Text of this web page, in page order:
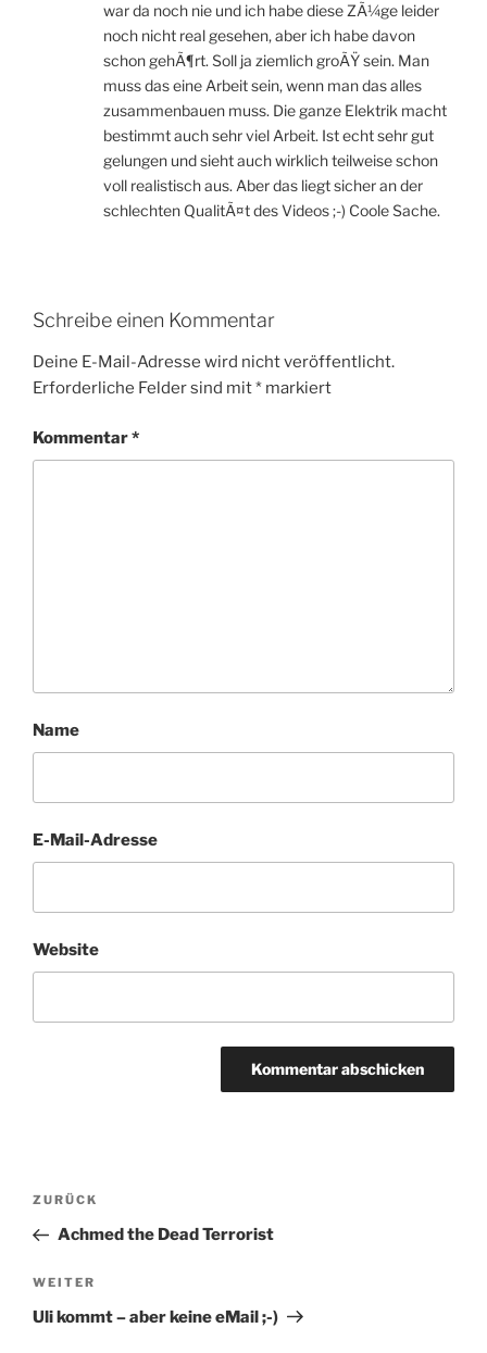
war da noch nie und ich habe diese ZÃ¼ge leider
noch nicht real gesehen, aber ich habe davon
schon gehÃ¶rt. Soll ja ziemlich groÃŸ sein. Man
muss das eine Arbeit sein, wenn man das alles
zusammenbauen muss. Die ganze Elektrik macht
bestimmt auch sehr viel Arbeit. Ist echt sehr gut
gelungen und sieht auch wirklich teilweise schon
voll realistisch aus. Aber das liegt sicher an der
schlechten QualitÃ¤t des Videos ;-) Coole Sache.
Schreibe einen Kommentar
Deine E-Mail-Adresse wird nicht veröffentlicht.
Erforderliche Felder sind mit* markiert
Kommentar*
Name
E-Mail-Adresse
Website
Beitragsnavigation
Vorheriger
Beitrag
ZURÜCK
Achmed the Dead Terrorist
Nächster
Beitrag
WEITER
Uli kommt – aber keine eMail ;-)